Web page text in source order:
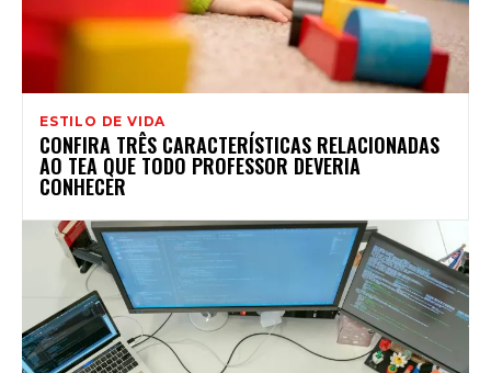
ESTILO DE VIDA
CONFIRA TRÊS CARACTERÍSTICAS RELACIONADAS
AO TEA QUE TODO PROFESSOR DEVERIA
CONHECER